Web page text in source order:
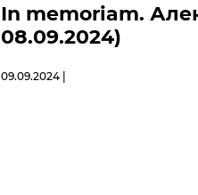
In memoriam.
08.09.2024)
09.09.2024 |